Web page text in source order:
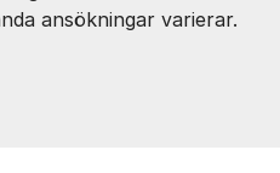
ansökningar varierar.